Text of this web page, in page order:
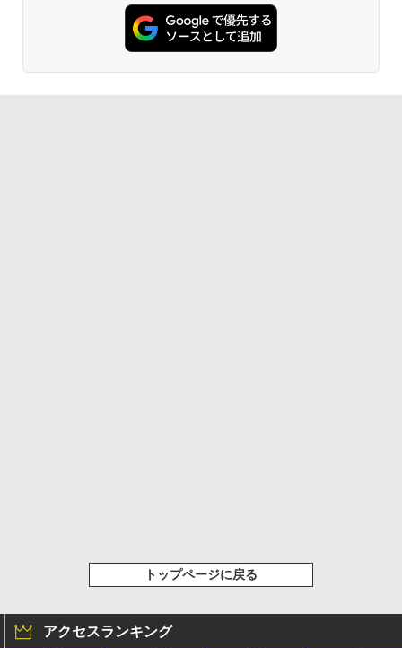
トップページに戻る
アクセスランキング